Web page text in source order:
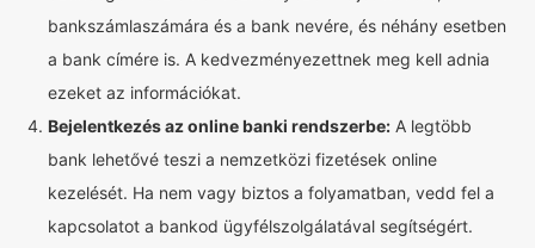
bankszámlaszámára és a bank nevére, és néhány esetben
a bank címére is. A kedvezményezettnek meg kell adnia
ezeket az információkat.
Bejelentkezés az online banki rendszerbe: A legtöbb
bank lehetővé teszi a nemzetközi fizetések online
kezelését. Ha nem vagy biztos a folyamatban, vedd fel a
kapcsolatot a bankod ügyfélszolgálatával segítségért.